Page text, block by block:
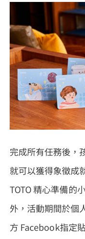
完成所有任務後，
就可以獲得象徵成
TOTO 精心準備的
外，活動期間於個
方 Facebook指定